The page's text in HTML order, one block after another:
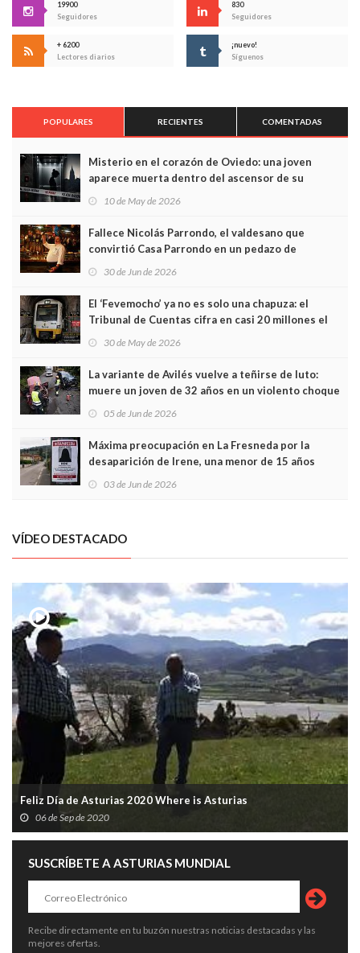
19900
Seguidores
830
Seguidores
+ 6200
Lectores diarios
¡nuevo!
Síguenos
POPULARES RECIENTES COMENTADAS
Misterio en el corazón de Oviedo: una joven
aparece muerta dentro del ascensor de su
edificio y las cámaras captan sus últimos minutos
10 de May de 2026
Fallece Nicolás Parrondo, el valdesano que
convirtió Casa Parrondo en un pedazo de
Asturias en Madrid
30 de Jun de 2026
El ‘Fevemocho’ ya no es solo una chapuza: el
Tribunal de Cuentas cifra en casi 20 millones el
sobrecoste de los trenes que no cabían por los
30 de May de 2026
La variante de Avilés vuelve a teñirse de luto:
muere un joven de 32 años en un violento choque
frontal
05 de Jun de 2026
Máxima preocupación en La Fresneda por la
desaparición de Irene, una menor de 15 años
03 de Jun de 2026
VÍDEO DESTACADO
Feliz Día de Asturias 2020 Where is Asturias
06 de Sep de 2020
SUSCRÍBETE A ASTURIAS MUNDIAL
Recibe directamente en tu buzón nuestras noticias destacadas y las
mejores ofertas.